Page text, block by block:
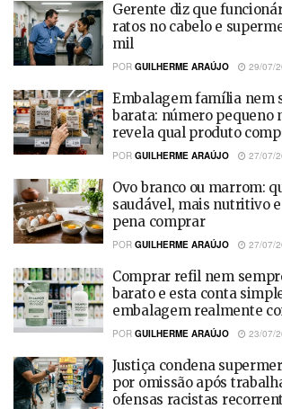
Gerente diz que
ratos no cabelo e
mil
POR GUILHERME ARAÚJO 29/07/
Embalagem família nem
barata: número pequeno
revela qual produto
POR GUILHERME ARAÚJO 27/07/
Ovo branco ou marrom:
saudável, mais nutritivo
pena comprar
POR GUILHERME ARAÚJO 27/07/
Comprar refil nem
barato e esta conta
embalagem realmente
POR GUILHERME ARAÚJO 23/07/
Justiça condena
por omissão após
ofensas racistas